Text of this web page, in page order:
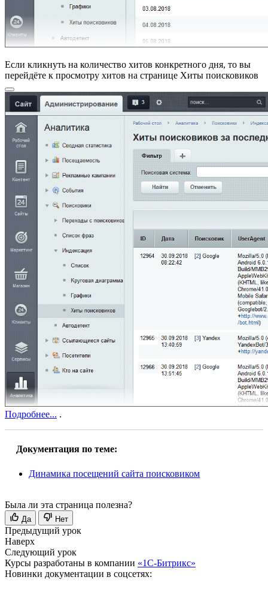
Если кликнуть на количество хитов конкретного дня, то вы
перейдёте к просмотру хитов на странице Хиты поисковиков
Подробнее... .
Документация по теме:
Динамика посещений сайта поисковиком
Была ли эта страница полезна?
Да Нет
Предыдущий урок
Наверх
Следующий урок
Курсы разработаны в компании «1С-Битрикс»
Новинки документации в соцсетях: